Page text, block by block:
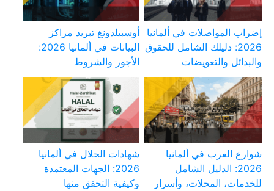
إضراب المواصلات في ألمانيا
2026: دليلك الشامل للحقوق
والبدائل والتعويضات
أوسبيلدونغ تبريد مراكز
البيانات في ألمانيا 2026:
الأجور والشروط
شوارع العرب في ألمانيا
2026: الدليل الشامل
للخدمات، المحلات، وأسرار
شهادات الحلال في ألمانيا
2026: الجهات المعتمدة
وكيفية التحقق منها